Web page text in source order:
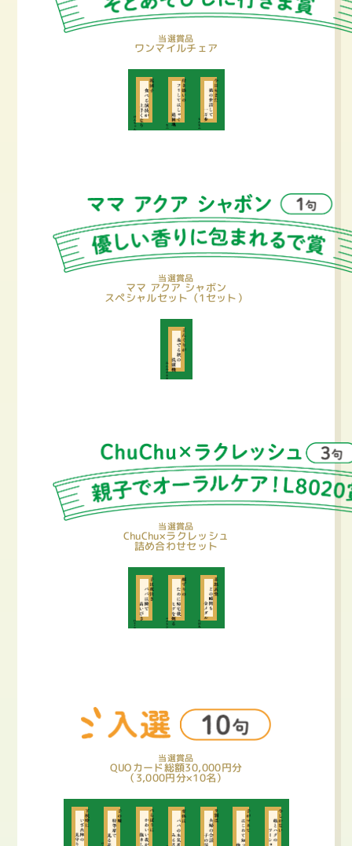
当選賞品
ワンマイルチェア
当選賞品
ママ アクア シャボン
スペシャルセット（1セット）
当選賞品
ChuChu×ラクレッシュ
詰め合わせセット
当選賞品
QUOカード総額30,000円分
（3,000円分×10名）